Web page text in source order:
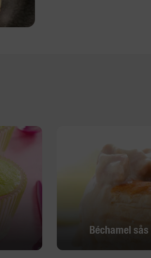
Béchamel sås